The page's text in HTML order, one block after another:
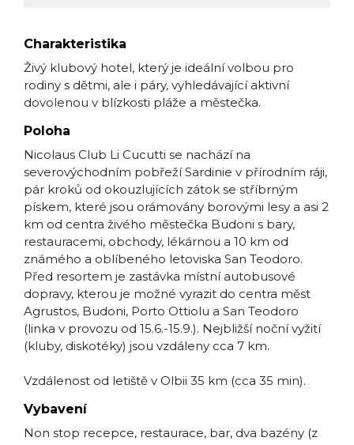
Charakteristika
Živý klubový hotel, který je ideální volbou pro
rodiny s dětmi, ale i páry, vyhledávající aktivní
dovolenou v blízkosti pláže a městečka.
Poloha
Nicolaus Club Li Cucutti se nachází na
severovýchodním pobřeží Sardinie v přírodním ráji,
pár kroků od okouzlujících zátok se stříbrným
pískem, které jsou orámovány borovými lesy a asi 2
km od centra živého městečka Budoni s bary,
restauracemi, obchody, lékárnou a 10 km od
známého a oblíbeného letoviska San Teodoro.
Před resortem je zastávka místní autobusové
dopravy, kterou je možné vyrazit do centra měst
Agrustos, Budoni, Porto Ottiolu a San Teodoro
(linka v provozu od 15.6.-15.9.). Nejbližší noční vyžití
(kluby, diskotéky) jsou vzdáleny cca 7 km.
Vzdálenost od letiště v Olbii 35 km (cca 35 min).
Vybavení
Non stop recepce, restaurace, bar, dva bazény (z